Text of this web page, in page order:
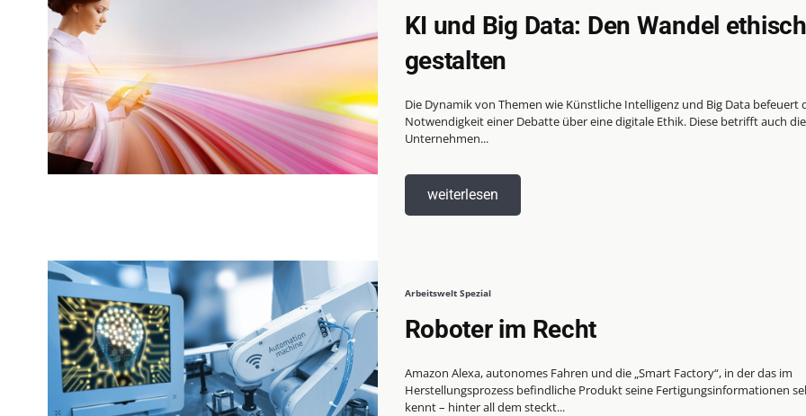
KI und Big Data: Den Wandel ethisch
gestalten
Die Dynamik von Themen wie Künstliche Intelligenz und Big Data befeuert
Notwendigkeit einer Debatte über eine digitale Ethik. Diese betrifft auch die
Unternehmen...
weiterlesen
Arbeitswelt Spezial
Roboter im Recht
Amazon Alexa, autonomes Fahren und die „Smart Factory“, in der das im
Herstellungsprozess befindliche Produkt seine Fertigungsinformationen
kennt – hinter all dem steckt...